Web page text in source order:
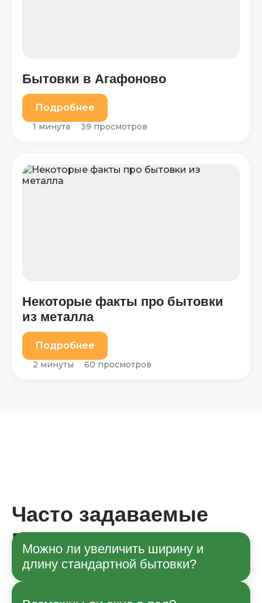
Бытовки в Агафоново
Подробнее
1 минута 39 просмотров
Некоторые факты про бытовки
из металла
Подробнее
2 минуты 60 просмотров
Часто задаваемые
вопросы
Можно ли увеличить ширину и
длину стандартной бытовки?
Да, по согласованию с менеджером